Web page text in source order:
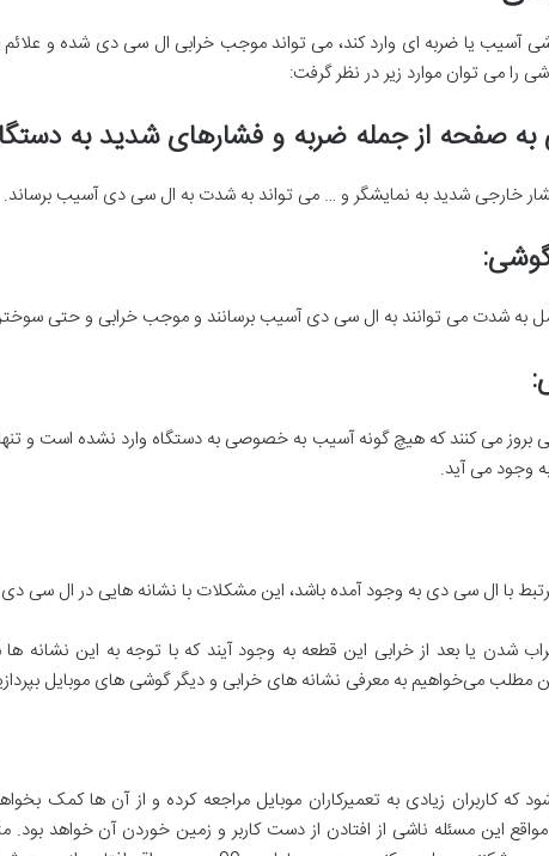
آسیب یا ضربه ای وارد کند، می تواند موجب خرابی ال سی دی شده و
را می توان موارد زیر در نظر گرفت:
صفحه از جمله ضربه و فشارهای شدید به
خارجی شدید به نمایشگر و … می تواند به شدت به ال سی دی آسیب برساند.
:
به شدت می توانند به ال سی دی آسیب برسانند و موجب خرابی و حتی
:
می کنند که هیچ گونه آسیب به خصوصی به دستگاه وارد نشده است و تنها
وجود می آید.
با ال سی دی به وجود آمده باشد، این مشکلات با نشانه هایی در ال سی
یا بعد از خرابی این قطعه به وجود آیند که با توجه به این نشانه
می‌خواهیم به معرفی نشانه های خرابی و دیگر گوشی های موبایل
که کاربران زیادی به تعمیرکاران موبایل مراجعه کرده و از آن ها کمک
این مسئله ناشی از افتادن از دست کاربر و زمین خوردن آن خواهد